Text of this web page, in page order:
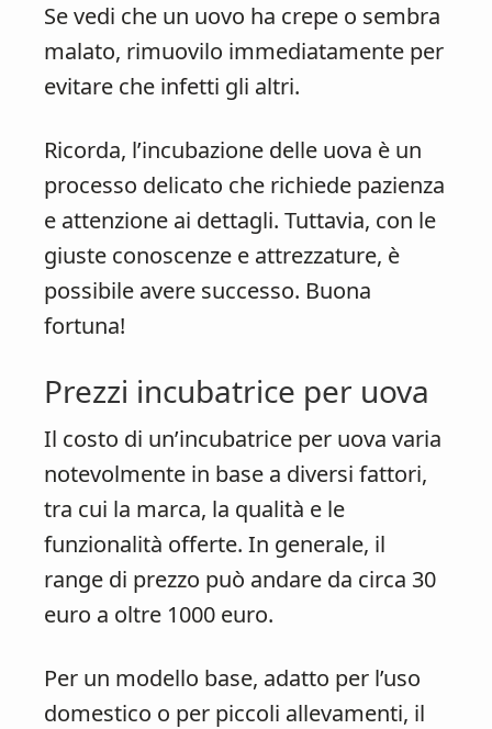
Se vedi che un uovo ha crepe o sembra
malato, rimuovilo immediatamente per
evitare che infetti gli altri.
Ricorda, l’incubazione delle uova è un
processo delicato che richiede pazienza
e attenzione ai dettagli. Tuttavia, con le
giuste conoscenze e attrezzature, è
possibile avere successo. Buona
fortuna!
Prezzi incubatrice per uova
Il costo di un’incubatrice per uova varia
notevolmente in base a diversi fattori,
tra cui la marca, la qualità e le
funzionalità offerte. In generale, il
range di prezzo può andare da circa 30
euro a oltre 1000 euro.
Per un modello base, adatto per l’uso
domestico o per piccoli allevamenti, il